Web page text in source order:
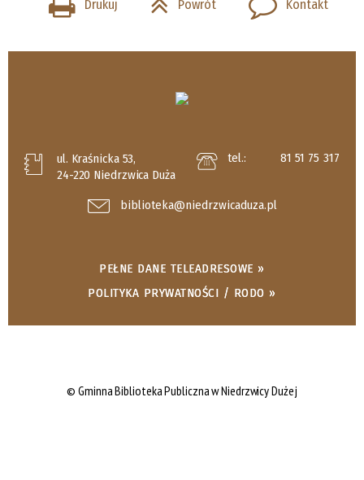
Drukuj Powrót Kontakt
ul. Kraśnicka 53,
24-220 Niedrzwica Duża
tel.: 81 51 75 317
biblioteka@niedrzwicaduza.pl
PEŁNE DANE TELEADRESOWE »
POLITYKA PRYWATNOŚCI / RODO »
© Gminna Biblioteka Publiczna w Niedrzwicy Dużej